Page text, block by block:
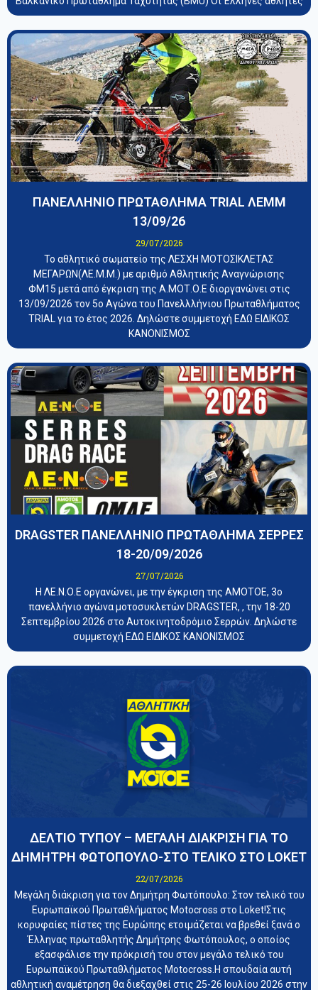
ΠΑΝΕΛΛΗΝΙΟ ΠΡΩΤΑΘΛΗΜΑ TRIAL ΛΕΜΜ
13/09/26
29/07/2026
Το αθλητικό σωματείο της ΛΕΣΧΗ ΜΟΤΟΣΙΚΛΕΤΑΣ
ΜΕΓΑΡΩΝ(ΛΕ.Μ.Μ.) με αριθμό Αθλητικής Αναγνώρισης
ΦΜ15 μετά από έγκριση της Α.ΜΟΤ.Ο.Ε διοργανώνει στις
13/09/2026 τον 5ο Αγώνα του Πανελλλήνιου Πρωταθλήματος
TRIAL για το έτος 2026. Δηλώστε συμμετοχή ΕΔΩ ΕΙΔΙΚΟΣ
ΚΑΝΟΝΙΣΜΟΣ
DRAGSTER ΠΑΝΕΛΛΗΝΙΟ ΠΡΩΤΑΘΛΗΜΑ ΣΕΡΡΕΣ
18-20/09/2026
27/07/2026
Η ΛΕ.Ν.Ο.Ε οργανώνει, με την έγκριση της ΑΜΟΤΟΕ, 3ο
πανελλήνιο αγώνα μοτοσυκλετών DRAGSTER, , την 18-20
Σεπτεμβρίου 2026 στο Αυτοκινητοδρόμιο Σερρών. Δηλώστε
συμμετοχή ΕΔΩ ΕΙΔΙΚΟΣ ΚΑΝΟΝΙΣΜΟΣ
ΔΕΛΤΙΟ ΤΥΠΟΥ – ΜΕΓΑΛΗ ΔΙΑΚΡΙΣΗ ΓΙΑ ΤΟ
ΔΗΜΗΤΡΗ ΦΩΤΟΠΟΥΛΟ-ΣΤΟ ΤΕΛΙΚΟ ΣΤΟ LOKET
22/07/2026
Μεγάλη διάκριση για τον Δημήτρη Φωτόπουλο: Στον τελικό του
Ευρωπαϊκού Πρωταθλήματος Motocross στο Loket!Στις
κορυφαίες πίστες της Ευρώπης ετοιμάζεται να βρεθεί ξανά ο
Έλληνας πρωταθλητής Δημήτρης Φωτόπουλος, ο οποίος
εξασφάλισε την πρόκρισή του στον μεγάλο τελικό του
Ευρωπαϊκού Πρωταθλήματος Motocross.Η σπουδαία αυτή
αθλητική αναμέτρηση θα διεξαχθεί στις 25-26 Ιουλίου 2026 στην